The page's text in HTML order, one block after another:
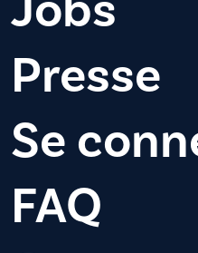
Presse
Se
FAQ